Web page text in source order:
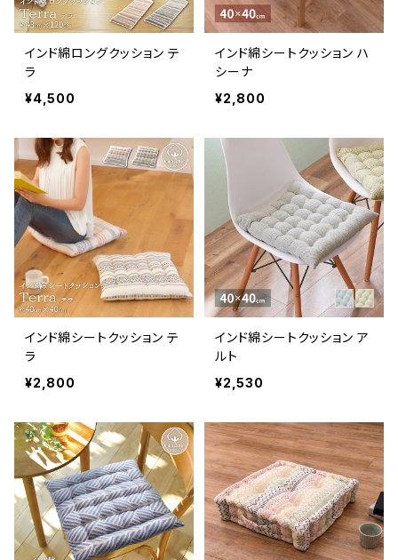
インド綿ロングクッション テ
ラ
¥4,500
インド綿シートクッション ハ
シーナ
¥2,800
インド綿シートクッション テ
ラ
¥2,800
インド綿シートクッション ア
ルト
¥2,530